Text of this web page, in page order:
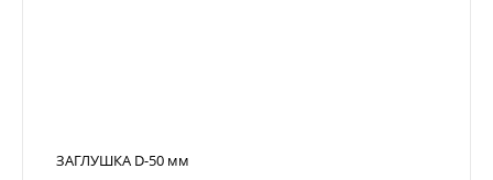
ЗАГЛУШКА D-50 мм